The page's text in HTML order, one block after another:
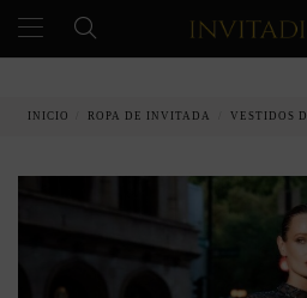
INICIO ROPA DE INVITADA VESTIDOS